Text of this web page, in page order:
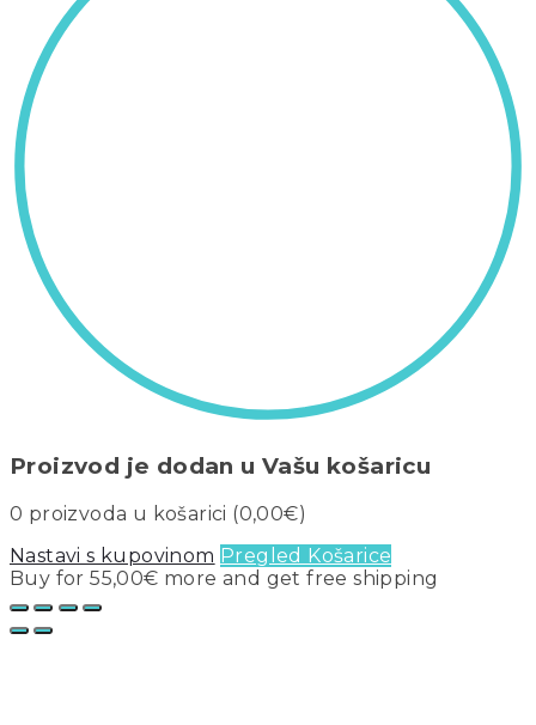
Proizvod je dodan u Vašu košaricu
0 proizvoda u košarici (0,00€)
Nastavi s kupovinom Pregled Košarice
Buy for55,00€ more and get free shipping